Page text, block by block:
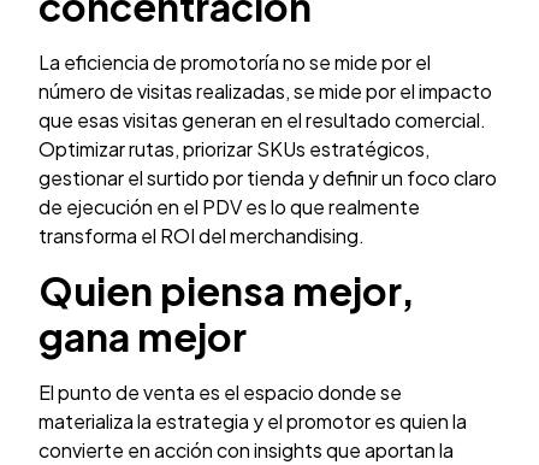
La eficiencia de promotoría no se mide por el
número de visitas realizadas, se mide por el impacto
que esas visitas generan en el resultado comercial.
Optimizar rutas, priorizar SKUs estratégicos,
gestionar el surtido por tienda y definir un foco claro
de ejecución en el PDV es lo que realmente
transforma el ROI del merchandising.
Quien piensa mejor,
gana mejor
El punto de venta es el espacio donde se
materializa la estrategia y el promotor es quien la
convierte en acción con insights que aportan la